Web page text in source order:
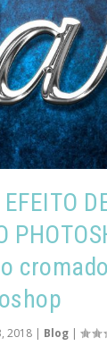
2018 | Blog |